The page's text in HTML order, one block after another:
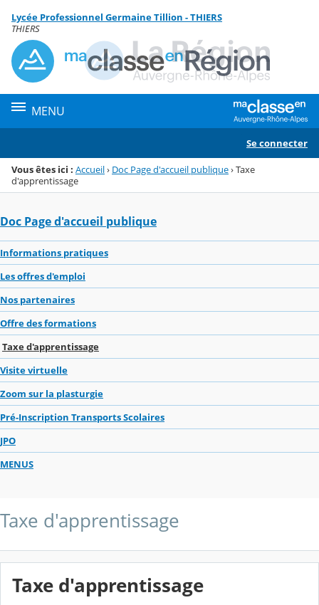
Menu de la rubrique
Contenu
Lycée Professionnel Germaine Tillion - THIERS
THIERS
MENU
Se connecter
Vous êtes ici : Accueil› Doc Page d'accueil publique›Taxe
d'apprentissage
Doc Page d'accueil publique
Informations pratiques
Les offres d'emploi
Nos partenaires
Offre des formations
Taxe d'apprentissage
Visite virtuelle
Zoom sur la plasturgie
Pré-Inscription Transports Scolaires
JPO
MENUS
Taxe d'apprentissage
Taxe d'apprentissage